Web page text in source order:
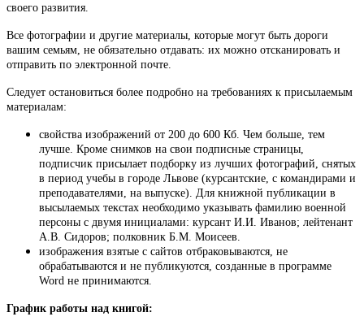
своего развития.
Все фотографии и другие материалы, которые могут быть дороги
вашим семьям, не обязательно отдавать: их можно отсканировать и
отправить по электронной почте.
Следует остановиться более подробно на требованиях к присылаемым
материалам:
свойства изображений от 200 до 600 Кб. Чем больше, тем
лучше. Кроме снимков на свои подписные страницы,
подписчик присылает подборку из лучших фотографий, снятых
в период учебы в городе Львове (курсантские, с командирами и
преподавателями, на выпуске). Для книжной публикации в
высылаемых текстах необходимо указывать фамилию военной
персоны с двумя инициалами: курсант И.И. Иванов; лейтенант
А.В. Сидоров; полковник Б.М. Моисеев.
изображения взятые с сайтов отбраковываются, не
обрабатываются и не публикуются, созданные в программе
Word не принимаются.
График работы над книгой: